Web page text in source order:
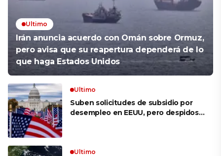
Ultimo
Irán anuncia acuerdo con Omán sobre Ormuz,
pero avisa que su reapertura dependerá de lo
que haga Estados Unidos
Ultimo
Suben solicitudes de subsidio por
desempleo en EEUU, pero despidos
Ultimo